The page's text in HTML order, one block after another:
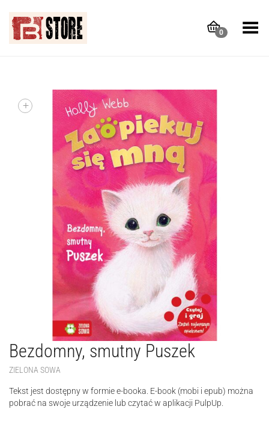
0
Toggle Menu
+
Bezdomny, smutny Puszek
ZIELONA SOWA
Tekst jest dostępny w formie e-booka. E-book (mobi i epub) można
pobrać na swoje urządzenie lub czytać w aplikacji PulpUp.